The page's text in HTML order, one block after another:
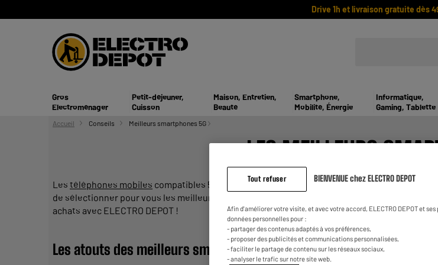
Drive 1h et livraison gratuite dès
Gros
Electroménager
Petit-déjeuner,
Cuisson
Maison, Entretien,
Beauté
Smartphone,
Mobilité, Énergie
Informatique,
Gaming, Tablette
Accueil Conseils Meilleurs smartphones 5G
LES MEILLEURS
Les téléphones mobiles compatibles 5G sont nombreux. Parmi les modèles proposés par
de sélectionner pour vous les meilleurs smartphones 5G
achats avec ELECTRO DEPOT !
Les atouts des meilleurs smartphones5G
Tout refuser BIENVENUE chez ELECTRO DEPOT
Afin d'améliorer votre visite, et avec votre accord, ELECTRO DEPOT et
données personnelles pour :
- partager des contenus adaptés à vos préférences,
- proposer des publicités et communications personnalisées,
- faciliter le partage de contenu sur les réseaux sociaux,
- analyser le trafic sur notre site web.